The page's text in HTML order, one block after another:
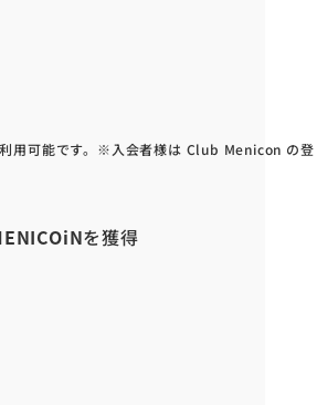
可能です。 ※入会者様は Club Menicon の登
を獲得